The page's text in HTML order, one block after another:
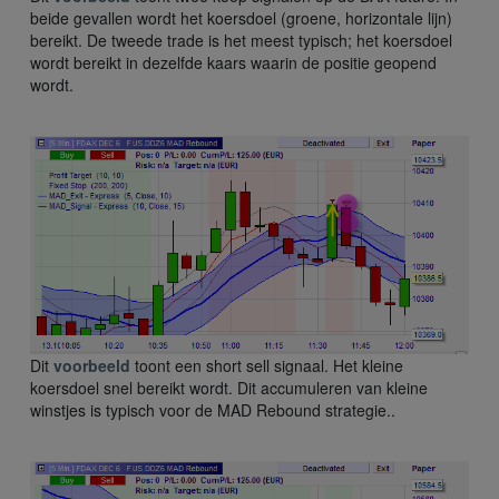
beide gevallen wordt het koersdoel (groene, horizontale lijn)
bereikt. De tweede trade is het meest typisch; het koersdoel
wordt bereikt in dezelfde kaars waarin de positie geopend
wordt.
Dit voorbeeld toont een short sell signaal. Het kleine
koersdoel snel bereikt wordt. Dit accumuleren van kleine
winstjes is typisch voor de MAD Rebound strategie..